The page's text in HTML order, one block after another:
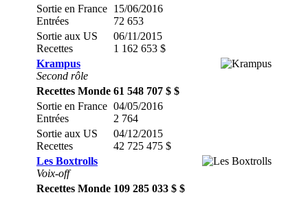
Sortie en France
Entrées
15/06/2016
72 653
Sortie aux US
Recettes
06/11/2015
1 162 653 $
Krampus
Second rôle
Recettes Monde 61 548 707 $ $
Sortie en France
Entrées
04/05/2016
2 764
Sortie aux US
Recettes
04/12/2015
42 725 475 $
Les Boxtrolls
Voix-off
Recettes Monde 109 285 033 $ $